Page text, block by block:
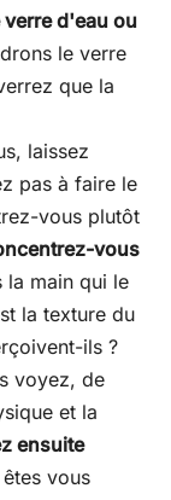
d'eau ou
le verre
que la
laissez
pas à faire le
vous plutôt
vous
main qui le
la texture du
ils ?
voyez, de
et la
ensuite
vous